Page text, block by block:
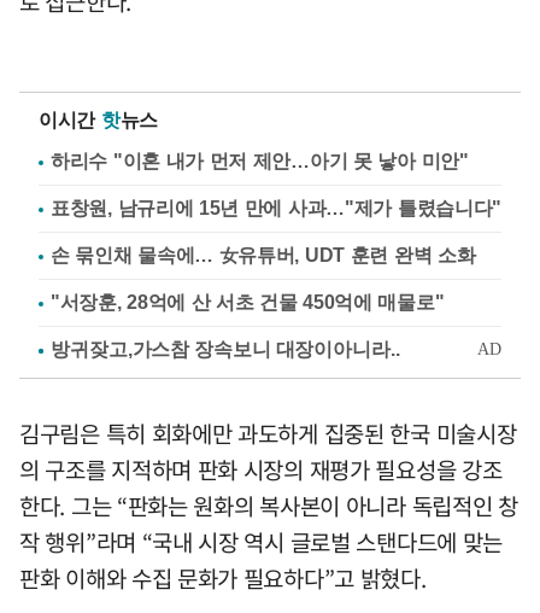
이시간 핫뉴스
하리수 "이혼 내가 먼저 제안…아기 못 낳아 미안"
표창원, 남규리에 15년 만에 사과…"제가 틀렸습니다"
손 묶인채 물속에… 女유튜버, UDT 훈련 완벽 소화
"서장훈, 28억에 산 서초 건물 450억에 매물로"
김구림은 특히 회화에만 과도하게 집중된 한국 미술시장
의 구조를 지적하며 판화 시장의 재평가 필요성을 강조
한다. 그는 “판화는 원화의 복사본이 아니라 독립적인 창
작 행위”라며 “국내 시장 역시 글로벌 스탠다드에 맞는
판화 이해와 수집 문화가 필요하다”고 밝혔다.